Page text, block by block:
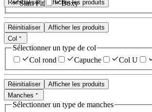
Réinitialiser Afficher les produits
Slim Fit Boxy
Réinitialiser
Afficher les produits
Col
Sélectionner un type de col
Col rond
Capuche Col U
Réinitialiser
Afficher les produits
Manches
Sélectionner un type de manches